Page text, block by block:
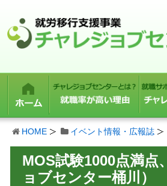
HOME イベント情報・広報誌
MOS試験1000点満
ョブセンター桶川）